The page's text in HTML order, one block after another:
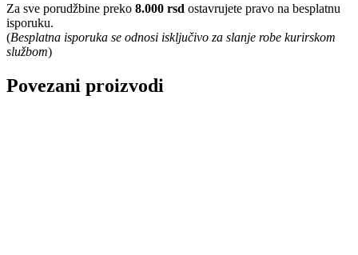
Za sve porudžbine preko 8.000 rsd ostavrujete pravo na besplatnu
isporuku.
(Besplatna isporuka se odnosi isključivo za slanje robe kurirskom
službom)
Povezani proizvodi